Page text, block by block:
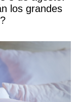
los grandes